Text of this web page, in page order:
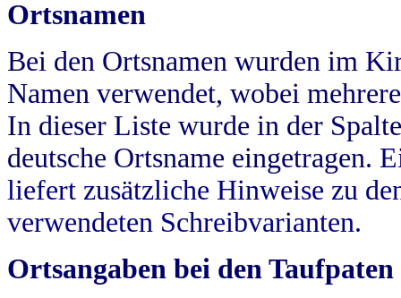
Ortsnamen
Bei den Ortsnamen wurden im
Namen verwendet, wobei
In dieser Liste wurde in der
deutsche Ortsname eingetragen.
liefert zusätzliche Hinweise zu
verwendeten Schreibvarianten.
Ortsangaben bei den Taufpaten